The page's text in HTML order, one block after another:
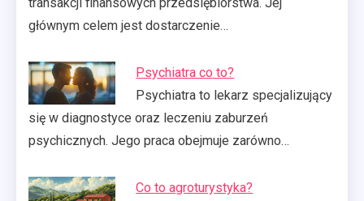
głównym celem jest dostarczenie…
Psychiatra co to?
Psychiatra to lekarz specjalizujący
się w diagnostyce oraz leczeniu zaburzeń
psychicznych. Jego praca obejmuje zarówno…
Co to agroturystyka?